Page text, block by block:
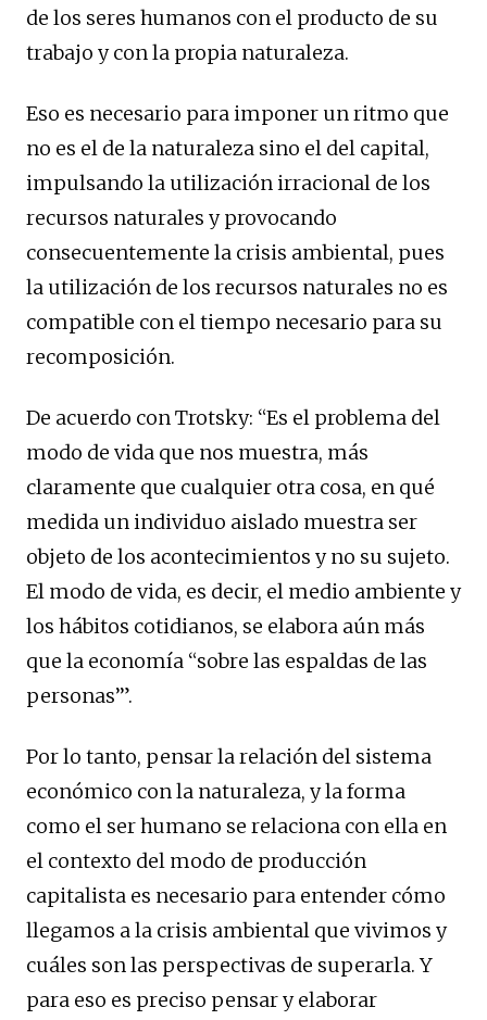
de los seres humanos con el producto de su
trabajo y con la propia naturaleza.
Eso es necesario para imponer un ritmo que
no es el de la naturaleza sino el del capital,
impulsando la utilización irracional de los
recursos naturales y provocando
consecuentemente la crisis ambiental, pues
la utilización de los recursos naturales no es
compatible con el tiempo necesario para su
recomposición.
De acuerdo con Trotsky: “Es el problema del
modo de vida que nos muestra, más
claramente que cualquier otra cosa, en qué
medida un individuo aislado muestra ser
objeto de los acontecimientos y no su sujeto.
El modo de vida, es decir, el medio ambiente y
los hábitos cotidianos, se elabora aún más
que la economía “sobre las espaldas de las
personas’”.
Por lo tanto, pensar la relación del sistema
económico con la naturaleza, y la forma
como el ser humano se relaciona con ella en
el contexto del modo de producción
capitalista es necesario para entender cómo
llegamos a la crisis ambiental que vivimos y
cuáles son las perspectivas de superarla. Y
para eso es preciso pensar y elaborar